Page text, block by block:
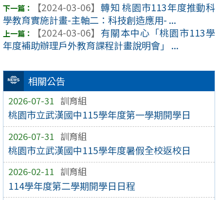
相關公告
2026-07-31 訓育組
桃園市立武漢國中115學年度第一學期開學日
2026-07-31 訓育組
桃園市立武漢國中115學年度暑假全校返校日
2026-02-11 訓育組
114學年度第二學期開學日日程
【2024-03-06】 轉知 桃園市113年度推動科
學教育實施計畫-主軸二：科技創造應用- ...
【2024-03-06】 有關本中心「桃園市113學
年度補助辦理戶外教育課程計畫說明會」 ...